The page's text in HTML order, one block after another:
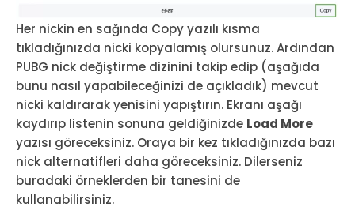
Her nickin en sağında Copy yazılı kısma
tıkladığınızda nicki kopyalamış olursunuz. Ardından
PUBG nick değiştirme dizinini takip edip (aşağıda
bunu nasıl yapabileceğinizi de açıkladık) mevcut
nicki kaldırarak yenisini yapıştırın. Ekranı aşağı
kaydırıp listenin sonuna geldiğinizde Load More
yazısı göreceksiniz. Oraya bir kez tıkladığınızda bazı
nick alternatifleri daha göreceksiniz. Dilerseniz
buradaki örneklerden bir tanesini de
kullanabilirsiniz.